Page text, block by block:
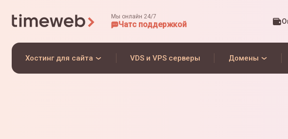
Мы онлайн 24/7
Чатс поддержкой
Хостинг для сайта VDS и VPS серверы Домены